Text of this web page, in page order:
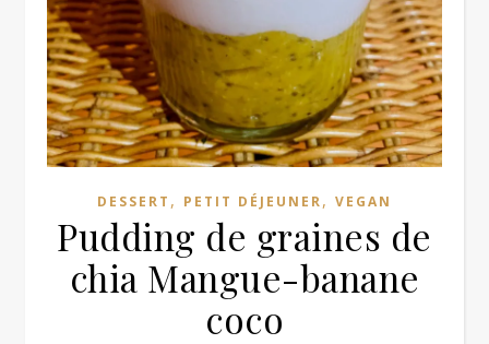
DESSERT , PETIT DÉJEUNER, VEGAN
Pudding de graines de
chia Mangue-banane
coco